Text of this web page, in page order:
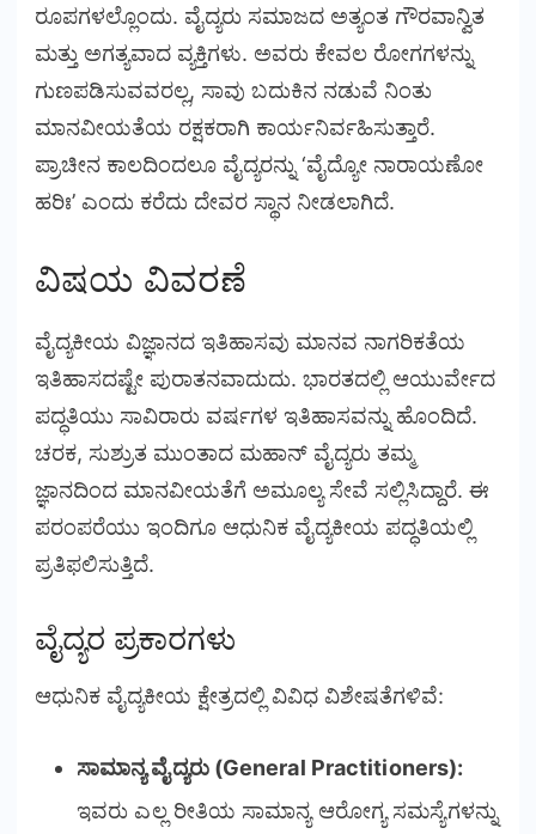
ರೂಪಗಳಲ್ಲೊಂದು. ವೈದ್ಯರು ಸಮಾಜದ ಅತ್ಯಂತ ಗೌರವಾನ್ವಿತ
ಮತ್ತು ಅಗತ್ಯವಾದ ವ್ಯಕ್ತಿಗಳು. ಅವರು ಕೇವಲ ರೋಗಗಳನ್ನು
ಗುಣಪಡಿಸುವವರಲ್ಲ, ಸಾವು ಬದುಕಿನ ನಡುವೆ ನಿಂತು
ಮಾನವೀಯತೆಯ ರಕ್ಷಕರಾಗಿ ಕಾರ್ಯನಿರ್ವಹಿಸುತ್ತಾರೆ.
ಪ್ರಾಚೀನ ಕಾಲದಿಂದಲೂ ವೈದ್ಯರನ್ನು ‘ವೈದ್ಯೋ ನಾರಾಯಣೋ
ಹರಿಃ’ ಎಂದು ಕರೆದು ದೇವರ ಸ್ಥಾನ ನೀಡಲಾಗಿದೆ.
ವಿಷಯ ವಿವರಣೆ
ವೈದ್ಯಕೀಯ ವಿಜ್ಞಾನದ ಇತಿಹಾಸವು ಮಾನವ ನಾಗರಿಕತೆಯ
ಇತಿಹಾಸದಷ್ಟೇ ಪುರಾತನವಾದುದು. ಭಾರತದಲ್ಲಿ ಆಯುರ್ವೇದ
ಪದ್ಧತಿಯು ಸಾವಿರಾರು ವರ್ಷಗಳ ಇತಿಹಾಸವನ್ನು ಹೊಂದಿದೆ.
ಚರಕ, ಸುಶ್ರುತ ಮುಂತಾದ ಮಹಾನ್ ವೈದ್ಯರು ತಮ್ಮ
ಜ್ಞಾನದಿಂದ ಮಾನವೀಯತೆಗೆ ಅಮೂಲ್ಯ ಸೇವೆ ಸಲ್ಲಿಸಿದ್ದಾರೆ. ಈ
ಪರಂಪರೆಯು ಇಂದಿಗೂ ಆಧುನಿಕ ವೈದ್ಯಕೀಯ ಪದ್ಧತಿಯಲ್ಲಿ
ಪ್ರತಿಫಲಿಸುತ್ತಿದೆ.
ವೈದ್ಯರ ಪ್ರಕಾರಗಳು
ಆಧುನಿಕ ವೈದ್ಯಕೀಯ ಕ್ಷೇತ್ರದಲ್ಲಿ ವಿವಿಧ ವಿಶೇಷತೆಗಳಿವೆ:
ಸಾಮಾನ್ಯ ವೈದ್ಯರು (General Practitioners):
ಇವರು ಎಲ್ಲ ರೀತಿಯ ಸಾಮಾನ್ಯ ಆರೋಗ್ಯ ಸಮಸ್ಯೆಗಳನ್ನು